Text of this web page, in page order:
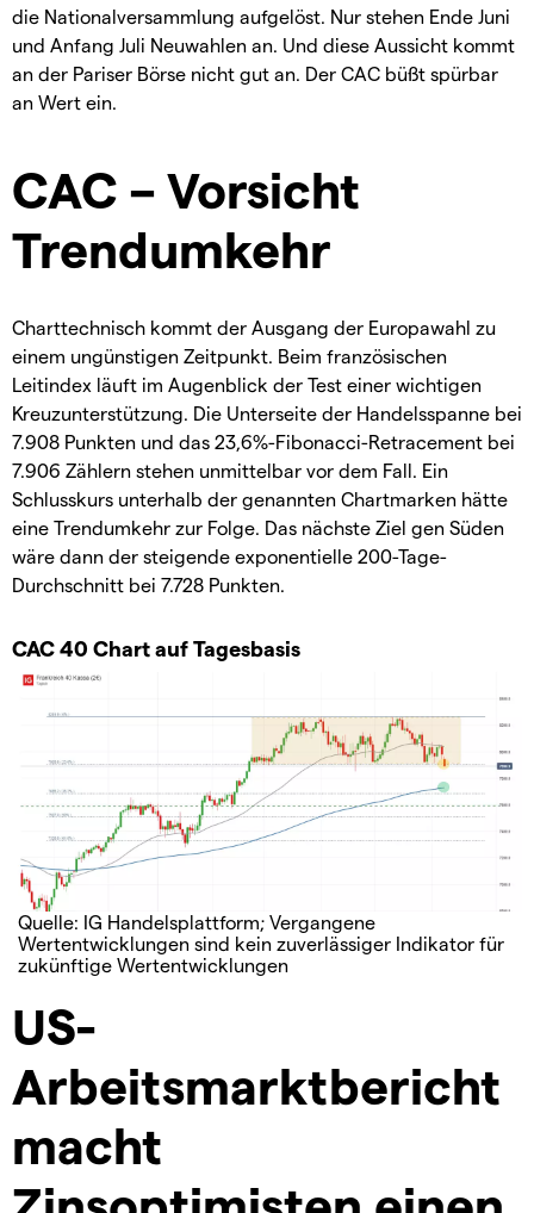
die Nationalversammlung aufgelöst. Nur stehen Ende Juni
und Anfang Juli Neuwahlen an. Und diese Aussicht kommt
an der Pariser Börse nicht gut an. Der CAC büßt spürbar
an Wert ein.
CAC – Vorsicht
Trendumkehr
Charttechnisch kommt der Ausgang der Europawahl zu
einem ungünstigen Zeitpunkt. Beim französischen
Leitindex läuft im Augenblick der Test einer wichtigen
Kreuzunterstützung. Die Unterseite der Handelsspanne bei
7.908 Punkten und das 23,6%-Fibonacci-Retracement bei
7.906 Zählern stehen unmittelbar vor dem Fall. Ein
Schlusskurs unterhalb der genannten Chartmarken hätte
eine Trendumkehr zur Folge. Das nächste Ziel gen Süden
wäre dann der steigende exponentielle 200-Tage-
Durchschnitt bei 7.728 Punkten.
CAC 40 Chart auf Tagesbasis
Quelle: IG Handelsplattform; Vergangene
Wertentwicklungen sind kein zuverlässiger Indikator für
zukünftige Wertentwicklungen
US-
Arbeitsmarktbericht
macht